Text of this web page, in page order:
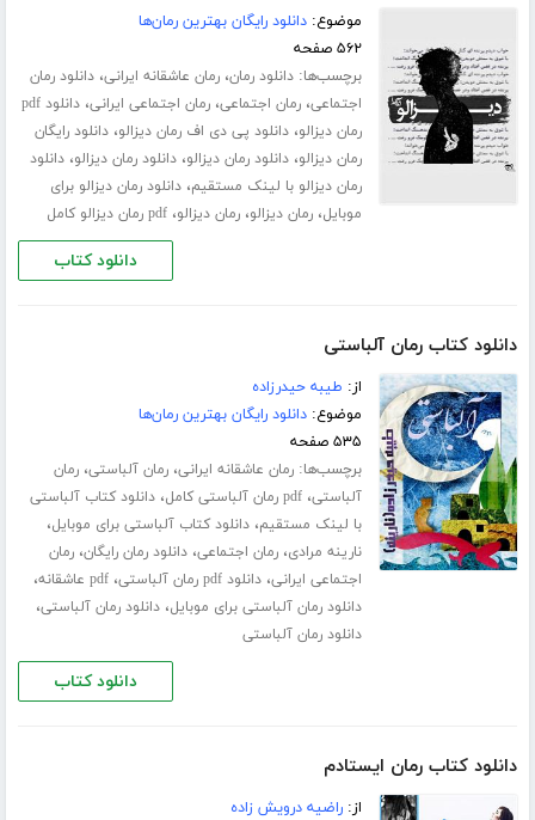
موضوع:دانلود رایگان بهترین رمان‌ها
۵۶۲ صفحه
برچسب‌ها:دانلود رمان،رمان عاشقانه ایرانی،دانلود رمان
اجتماعی،رمان اجتماعی،رمان اجتماعی ایرانی،
دانلود pdf
رمان دیزالو،دانلود پی دی اف رمان دیزالو،دانلود رایگان
رمان دیزالو،دانلود رمان دیزالو،دانلود رمان دیزالو،دانلود
رمان دیزالو با لینک مستقیم،دانلود رمان دیزالو برای
موبایل،رمان دیزالو،رمان دیزالو،pdf رمان دیزالو کامل
دانلود کتاب
دانلود کتاب رمان آلباستی
از: طیبه حیدرزاده
موضوع:دانلود رایگان بهترین رمان‌ها
۵۳۵ صفحه
برچسب‌ها:رمان عاشقانه ایرانی،رمان آلباستی،رمان
آلباستی،pdf رمان آلباستی کامل ،دانلود کتاب آلباستی
با لینک مستقیم،دانلود کتاب آلباستی برای موبایل،
نارینه مرادی،رمان اجتماعی،دانلود رمان رایگان،رمان
اجتماعی ایرانی،دانلود pdf رمان آلباستی ،pdf عاشقانه ،
دانلود رمان آلباستی برای موبایل،دانلود رمان آلباستی،
دانلود رمان آلباستی
دانلود کتاب
دانلود کتاب رمان ایستادم
از:راضیه درویش زاده